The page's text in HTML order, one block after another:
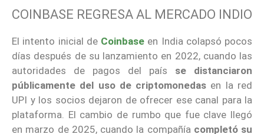
COINBASE REGRESA AL MERCADO INDIO
El intento inicial de Coinbase en India colapsó pocos
días después de su lanzamiento en 2022, cuando las
autoridades de pagos del país se distanciaron
públicamente del uso de criptomonedas en la red
UPI y los socios dejaron de ofrecer ese canal para la
plataforma. El cambio de rumbo que fue clave llegó
en marzo de 2025, cuando la compañía completó su